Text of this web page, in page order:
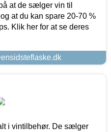
at de sælger vin til
at du kan spare 20-70 %
Klik her for at se deres
i vintilbehør. De sælger